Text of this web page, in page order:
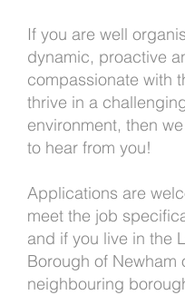
If you are well
dynamic, proactive
compassionate with
thrive in a
environment, then
to hear from you!
Applications are
meet the job
and if you live in the
Borough of Newham
neighbouring